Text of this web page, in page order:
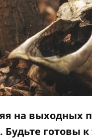
на выходных
готовы